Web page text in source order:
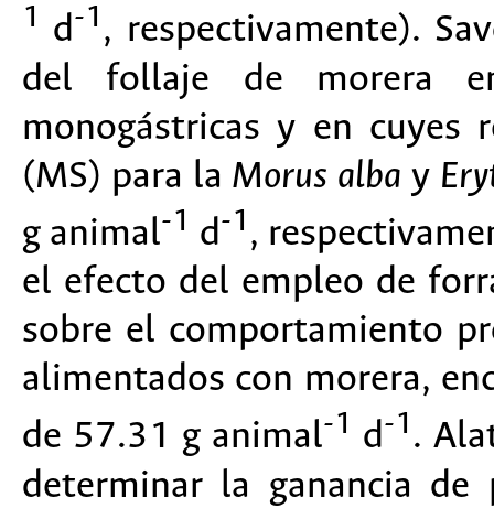
1 d-1 , respectivamente).
del follaje de morera
monogástricas y en cuyes
(MS) para la Morus alba y
g animal-1 d-1 ,
el efecto del empleo de
sobre el comportamiento
alimentados con morera,
de 57.31 g animal-1 d-1 .
determinar la ganancia